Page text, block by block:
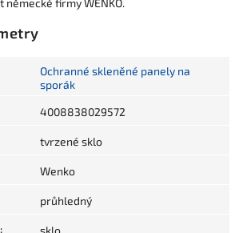
Ochranné skleněné panely na
sporák
4008838029572
tvrzené sklo
Wenko
průhledný
: